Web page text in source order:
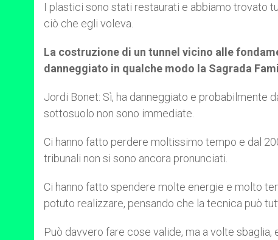
I plastici sono stati restaurati e abbiamo trovato
ciò che egli voleva.
La costruzione di un tunnel vicino alle
danneggiato in qualche modo la Sagrada
Jordi Bonet: Sì, ha danneggiato e probabilmente
sottosuolo non sono immediate.
Ci hanno fatto perdere moltissimo tempo e dal
tribunali non si sono ancora pronunciati.
Ci hanno fatto spendere molte energie e molto
potuto realizzare, pensando che la tecnica può
Può davvero fare cose valide, ma a volte sbaglia,